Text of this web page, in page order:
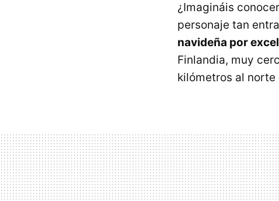
¿Imagináis
personaje tan
navideña por
Finlandia, muy
kilómetros al norte